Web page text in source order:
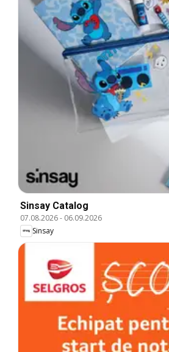
Sinsay Catalog
07.08.2026- 06.09.2026
Sinsay